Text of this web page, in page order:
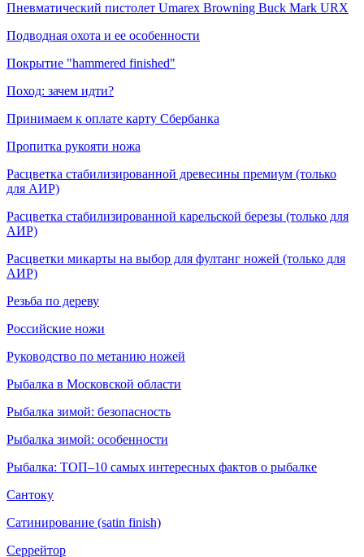
Пневматический пистолет Umarex Browning Buck Mark URX
Подводная охота и ее особенности
Покрытие "hammered finished"
Поход: зачем идти?
Принимаем к оплате карту Сбербанка
Пропитка рукояти ножа
Расцветка стабилизированной древесины премиум (только
для АИР)
Расцветка стабилизированной карельской березы (только для
АИР)
Расцветки микарты на выбор для фултанг ножей (только для
АИР)
Резьба по дереву
Российские ножи
Руководство по метанию ножей
Рыбалка в Московской области
Рыбалка зимой: безопасность
Рыбалка зимой: особенности
Рыбалка: ТОП–10 самых интересных фактов о рыбалке
Сантоку
Сатинирование (satin finish)
Серрейтор